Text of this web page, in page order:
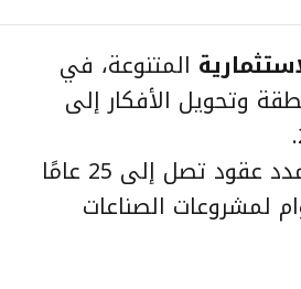
المتنوعة، في
وتحويل الأفكار إلى
قطاعات حيوية بمدد عقود تصل إلى 25 عامًا
السياحية والترفيهية والرياضية، و10 أعوام لمشروعات الصناعات